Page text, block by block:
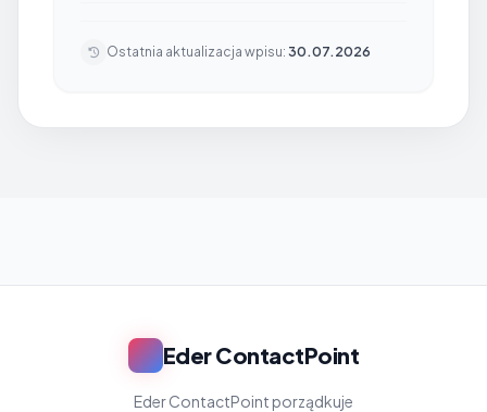
Ostatnia aktualizacja wpisu: 30.07.2026
Eder ContactPoint
Eder ContactPoint porządkuje